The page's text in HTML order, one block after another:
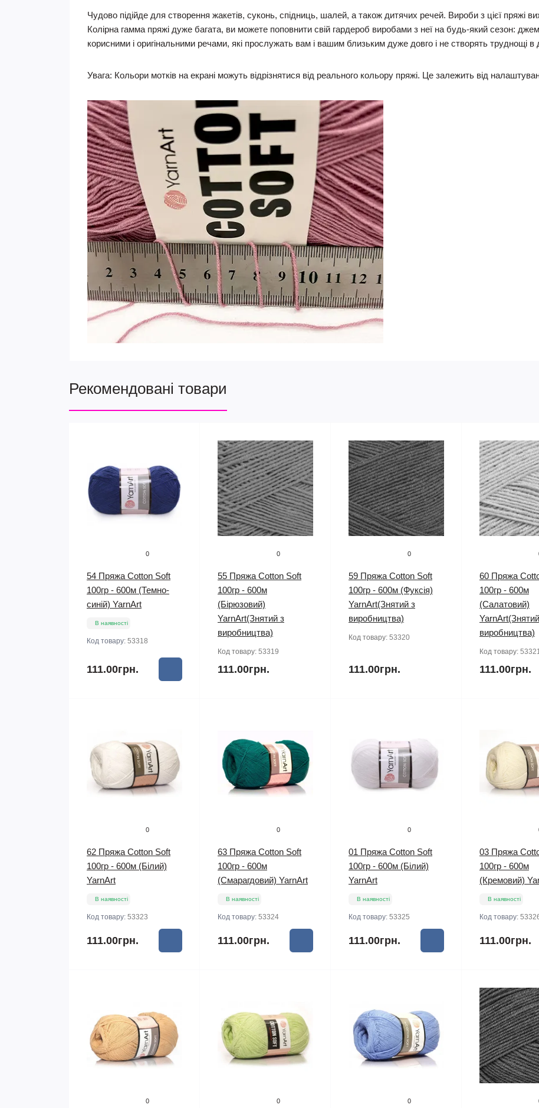
Чудово підійде для створення жакетів, суконь, спідниць, шалей, а також дитячих речей. Вироби з цієї пряжі
Колірна гамма пряжі дуже багата, ви можете поповнити свій гардероб виробами з неї на будь-який сезон:
корисними і оригінальними речами, які прослужать вам і вашим близьким дуже довго і не створять труднощі в
Увага: Кольори мотків на екрані можуть відрізнятися від реального кольору пряжі. Це залежить від
Рекомендовані товари
0
54 Пряжа Cotton Soft
100гр - 600м (Темно-
синій) YarnArt
В наявності
Код товару: 53318
111.00грн.
0
55 Пряжа Cotton Soft
100гр - 600м
(Бірюзовий)
YarnArt(Знятий з
виробництва)
Код товару: 53319
111.00грн.
0
59 Пряжа Cotton Soft
100гр - 600м (Фуксія)
YarnArt(Знятий з
виробництва)
Код товару: 53320
111.00грн.
60 Пряжа
100гр - 600м
(Салатовий)
виробництва)
Код товару:
111.00грн.
0
62 Пряжа Cotton Soft
100гр - 600м (Білий)
YarnArt
В наявності
Код товару: 53323
111.00грн.
0
63 Пряжа Cotton Soft
100гр - 600м
(Смарагдовий) YarnArt
В наявності
Код товару: 53324
111.00грн.
0
01 Пряжа Cotton Soft
100гр - 600м (Білий)
YarnArt
В наявності
Код товару: 53325
111.00грн.
03 Пряжа
100гр - 600м
(Кремовий)
В наявності
Код товару:
111.00грн.
0 0 0